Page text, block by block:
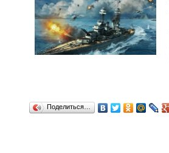
Поделиться…